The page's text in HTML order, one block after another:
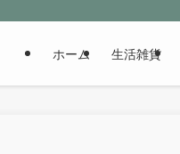
ホーム 生活雑貨